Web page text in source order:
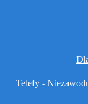
Telefy -